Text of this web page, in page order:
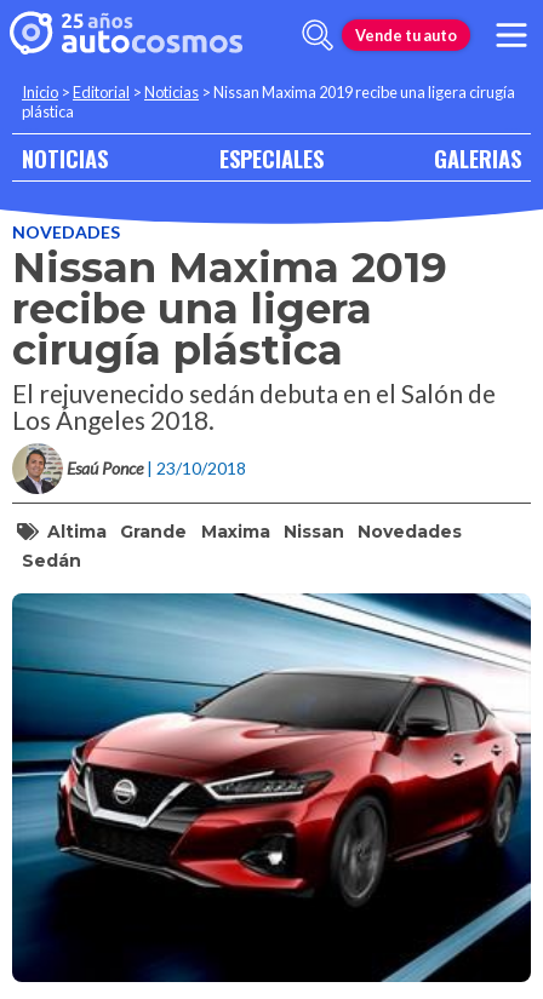
Vende tu auto
Inicio >Editorial >Noticias >Nissan Maxima 2019 recibe una ligera cirugía
plástica
NOTICIAS ESPECIALES GALERIAS
NOVEDADES
Nissan Maxima 2019
recibe una ligera
cirugía plástica
El rejuvenecido sedán debuta en el Salón de
Los Ángeles 2018.
Esaú Ponce | 23/10/2018
Altima Grande Maxima Nissan
Novedades
Sedán